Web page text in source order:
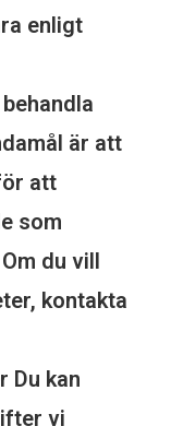
enligt
är att
att
som
du vill
kontakta
Du kan
vi